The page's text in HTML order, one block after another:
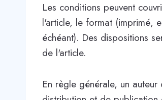
Les conditions peuvent
l'article, le format (imprimé,
échéant). Des dispositions
de l'article.
En règle générale, un